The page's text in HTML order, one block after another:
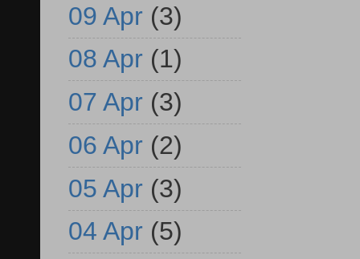
09 Apr (3)
08 Apr (1)
07 Apr (3)
06 Apr (2)
05 Apr (3)
04 Apr (5)